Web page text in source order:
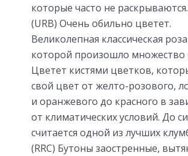
которые часто не раскрываются.
(URB) Очень обильно цветет.
Великолепная классическая
которой произошло множество
Цветет кистями цветков,
свой цвет от желто-розового,
и оранжевого до красного в
от климатических условий. До
считается одной из лучших
(RRC) Бутоны заостренные,